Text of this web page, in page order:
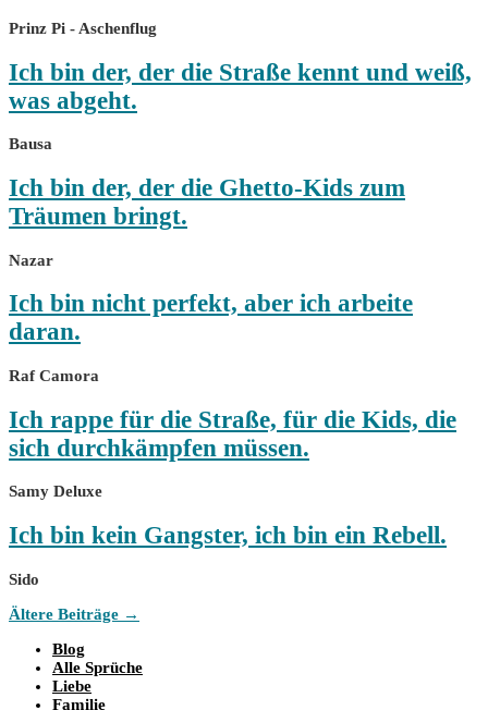
Prinz Pi - Aschenflug
Ich bin der, der die Straße kennt und weiß,
was abgeht.
Bausa
Ich bin der, der die Ghetto-Kids zum
Träumen bringt.
Nazar
Ich bin nicht perfekt, aber ich arbeite
daran.
Raf Camora
Ich rappe für die Straße, für die Kids, die
sich durchkämpfen müssen.
Samy Deluxe
Ich bin kein Gangster, ich bin ein Rebell.
Sido
Ältere Beiträge →
Blog
Alle Sprüche
Liebe
Familie